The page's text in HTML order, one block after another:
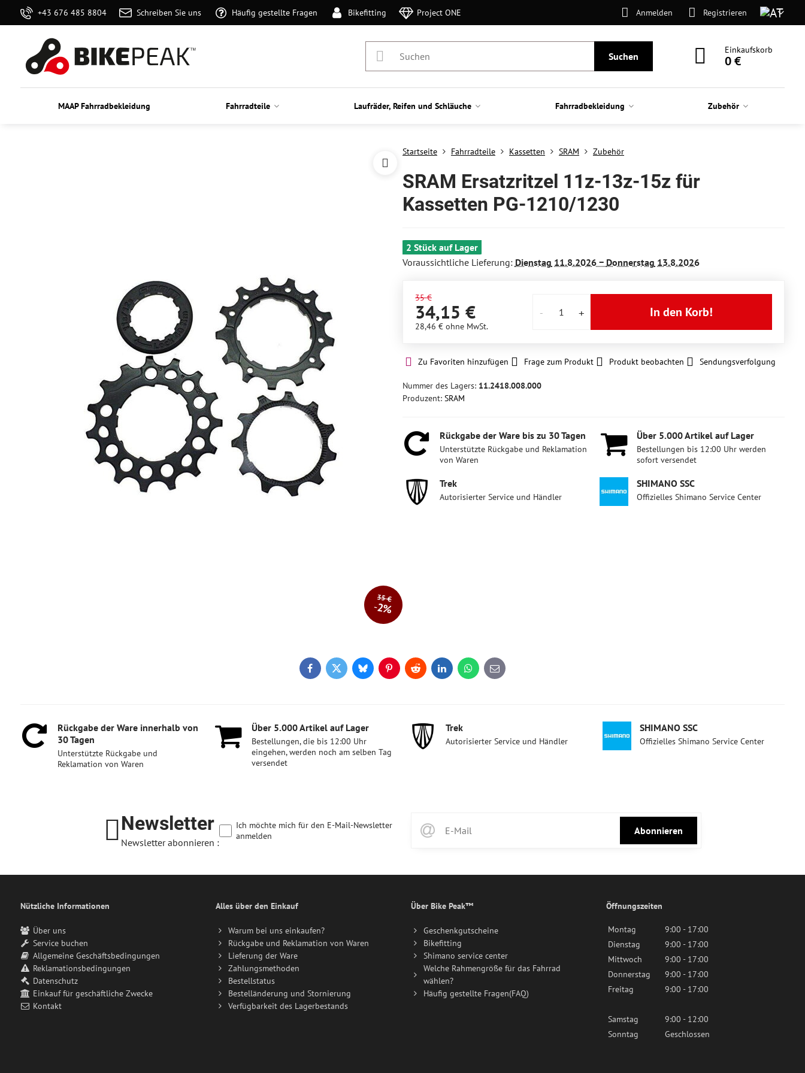
+43 676 485 8804 Schreiben Sie uns Häufig gestellte Fragen Bikefitting Project ONE Anmelden Registrieren
Suchen
Einkaufskorb
0 €
MAAP Fahrradbekleidung Fahrradteile Laufräder, Reifen und Schläuche Fahrradbekleidung Zubehör
35 €
2%
Startseite Fahrradteile Kassetten SRAM Zubehör
SRAM Ersatzritzel 11z-13z-15z für
Kassetten PG-1210/1230
2 Stück auf Lager
Voraussichtliche Lieferung: Dienstag 11.8.2026 − Donnerstag 13.8.2026
35 €
34,15 €
28,46 € ohne MwSt.
In den Korb!
Zu Favoriten hinzufügen Frage zum Produkt Produkt beobachten Sendungsverfolgung
Nummer des Lagers: 11.2418.008.000
Produzent: SRAM
Rückgabe der Ware bis zu 30 Tagen
Unterstützte Rückgabe und Reklamation
von Waren
Über 5​.000 Artikel auf Lager
Bestellungen bis 12:00 Uhr werden
sofort versendet
Trek
Autorisierter Service und Händler
SHIMANO SSC
Offizielles Shimano Service Center
FacebookTwitterBlueskyPinterestRedditLinkedInWhatsApp
E-
mail
Rückgabe der Ware innerhalb von
30 Tagen
Unterstützte Rückgabe und
Reklamation von Waren
Über 5​.000 Artikel auf Lager
Bestellungen, die bis 12:00 Uhr
eingehen, werden noch am selben Tag
versendet
Trek
Autorisierter Service und Händler
SHIMANO SSC
Offizielles Shimano Service Center
Newsletter
Newsletter abonnieren :
Abonnieren
Ich möchte mich für den E-Mail-Newsletter
anmelden
Nützliche Informationen
Über uns
Service buchen
Allgemeine Geschäftsbedingungen
Reklamationsbedingungen
Datenschutz
Einkauf für geschäftliche Zwecke
Kontakt
Alles über den Einkauf
Warum bei uns einkaufen?
Rückgabe und Reklamation von Waren
Lieferung der Ware
Zahlungsmethoden
Bestellstatus
Bestelländerung und Stornierung
Verfügbarkeit des Lagerbestands
Über Bike Peak™
Geschenkgutscheine
Bikefitting
Shimano service center
Welche Rahmengröße für das Fahrrad
wählen?
Häufig gestellte Fragen(FAQ)
Öffnungszeiten
Montag
9:00 - 17:00
Dienstag
9:00 - 17:00
Mittwoch
9:00 - 17:00
Donnerstag
9:00 - 17:00
Freitag
9:00 - 17:00
Samstag
9:00 - 12:00
Sonntag
Geschlossen